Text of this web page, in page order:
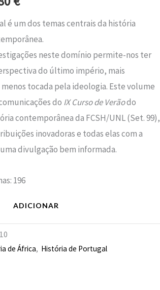
€.
é:
10,80 €.
é um dos temas centrais da história
neste domínio permite-nos ter
do último império, mais
tocada pela ideologia. Este volume
do IX Curso de Verãodo
contemporânea da FCSH/UNL (Set. 99),
inovadoras e todas elas com a
divulgação bem informada.
196
ADICIONAR
de África, História de Portugal